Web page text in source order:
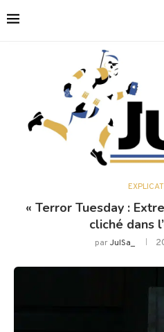
« Terror Tuesday :
cliché dans
parJulSa_